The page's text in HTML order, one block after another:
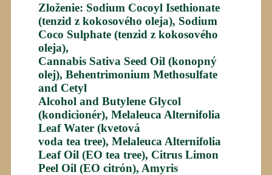
Zloženie: Sodium Cocoyl Isethionate
(tenzid z kokosového oleja), Sodium
Coco Sulphate (tenzid z kokosového
oleja),
Cannabis Sativa Seed Oil (konopný
olej), Behentrimonium Methosulfate
and Cetyl
Alcohol and Butylene Glycol
(kondicionér), Melaleuca Alternifolia
Leaf Water (kvetová
voda tea tree), Melaleuca Alternifolia
Leaf Oil (EO tea tree), Citrus Limon
Peel Oil (EO citrón), Amyris